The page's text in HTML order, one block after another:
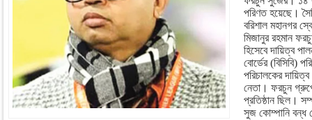
পরিণত হয়েছে।
বরিশাল মহানগর
মিজানুর রহমান
হিসেবে দায়িত্ব
বোর্ডের (বিসিবি)
পরিচালকের
নেতা। ফরচুন
প্রতিষ্ঠান ছিল।
সুজ কোম্পানি বন্ধ